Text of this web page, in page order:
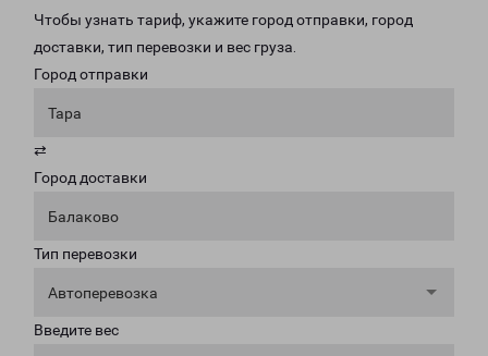
Чтобы узнать тариф, укажите город отправки, город
доставки, тип перевозки и вес груза.
Город отправки
Тара
⇄
Город доставки
Балаково
Тип перевозки
Автоперевозка
Введите вес